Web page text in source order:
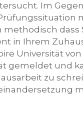
Im
dass
in Ihrem
Universität
gemeldet und
zu